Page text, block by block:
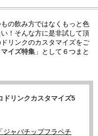
の飲み方ではなくもっと色
！そんな方に是非試して頂
リンクのカスタマイズをご
イズ特集 」として６つまと
ドリンクカスタマイズ5
ャバチップフラペチ